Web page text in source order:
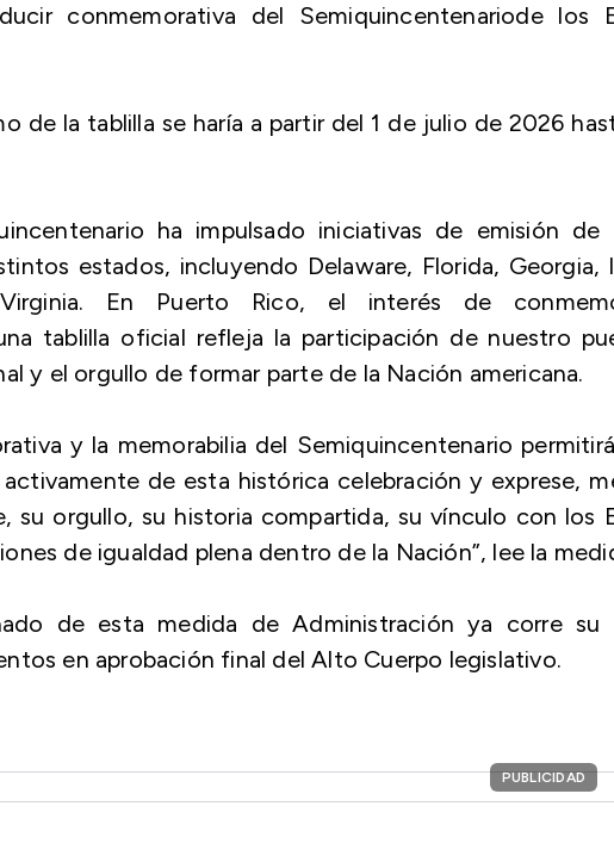
conmemorativa del Semiquincentenariode los
de la tablilla se haría a partir del 1 de julio de 2026
ha impulsado iniciativas de emisión de
estados, incluyendo Delaware, Florida, Georgia,
En Puerto Rico, el interés de
tablilla oficial refleja la participación de nuestro
y el orgullo de formar parte de la Nación americana.
y la memorabilia del Semiquincentenario
de esta histórica celebración y exprese,
su orgullo, su historia compartida, su vínculo con los
de igualdad plena dentro de la Nación”, lee la
de esta medida de Administración ya corre su
en aprobación final del Alto Cuerpo legislativo.
PUBLICIDAD